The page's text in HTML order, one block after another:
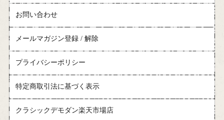
お問い合わせ
メールマガジン登録 / 解除
プライバシーポリシー
特定商取引法に基づく表示
クラシックデモダン楽天市場店